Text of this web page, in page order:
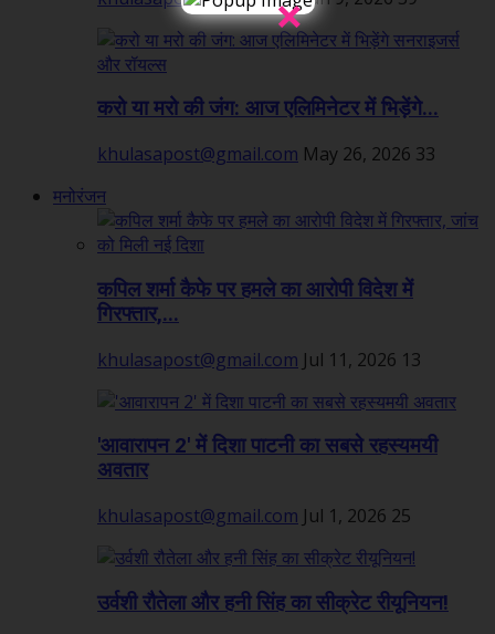
करो या मरो की जंग: आज एलिमिनेटर में भिड़ेंगे...
khulasapost@gmail.com May 26, 2026 33
मनोरंजन
कपिल शर्मा कैफे पर हमले का आरोपी विदेश में
गिरफ्तार,...
khulasapost@gmail.com Jul 11, 2026 13
'आवारापन 2' में दिशा पाटनी का सबसे रहस्यमयी
अवतार
khulasapost@gmail.com Jul 1, 2026 25
उर्वशी रौतेला और हनी सिंह का सीक्रेट रीयूनियन!
×